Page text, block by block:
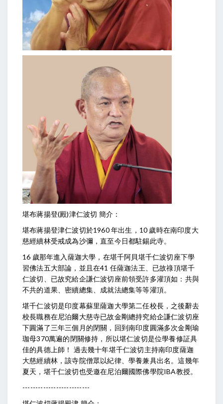
堪布蔣揚登(殿)津仁波切 簡介：
堪布蔣揚登津仁波切於1960 年出生，10 歲時在南印度大
慈經續林受戒成為沙彌，直至今日都駐錫此寺。
16 歲那年進入薩迦大學，在堪千阿貝堪千仁波切座下學
習佛法五大部論，並且在41 任薩迦法王、已故祿頂堪千
仁波切、已故究給企謙仁波切座前領受許多灌頂如：共與
不共的道果、密續總集、成就法總集等等灌頂。
堪千仁波切是印度幕蘇里薩迦大學第二任校長，之後辭去
校長職務在尼泊爾大慈寺已故金剛總持究給企謙仁波切座
下圓滿了三年三個月的閉關，回到南印度圓滿多次金剛瑜
珈母370萬遍的閉關修持，所以堪仁波切是位學養修証具
佳的具德上師！ 過去幾十年堪千仁波切主持南印度薩迦
大慈經續林，該寺院僧眾以紀律、學養兼具出名。這幾年
夏天，堪千仁波切也受邀在尼泊爾國際佛學院IBA教授。
--------------------------